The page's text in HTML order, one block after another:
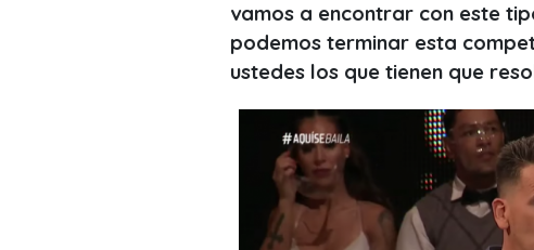
vamos a encontrar con este
podemos terminar esta
ustedes los que tienen que